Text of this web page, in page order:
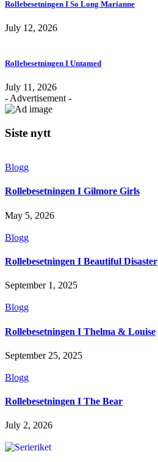
Rollebesetningen I So Long Marianne
July 12, 2026
Rollebesetningen I Untamed
July 11, 2026
- Advertisement -
Siste nytt
Blogg
Rollebesetningen I Gilmore Girls
May 5, 2026
Blogg
Rollebesetningen I Beautiful Disaster
September 1, 2025
Blogg
Rollebesetningen I Thelma & Louise
September 25, 2025
Blogg
Rollebesetningen I The Bear
July 2, 2026